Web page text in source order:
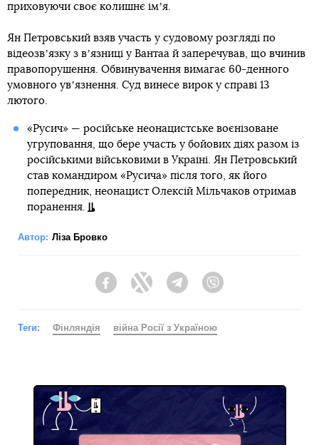
приховуючи своє колишнє імʼя.
Ян Петровський взяв участь у судовому розгляді по
відеозвʼязку з вʼязниці у Вантаа й заперечував, що вчинив
правопорушення. Обвинувачення вимагає 60-денного
умовного увʼязнення. Суд винесе вирок у справі 13
лютого.
«Русич» — російське неонацистське воєнізоване
угруповання, що бере участь у бойових діях разом із
російськими військовими в Україні. Ян Петровський
став командиром «Русича» після того, як його
попередник, неонацист Олексій Мільчаков отримав
поранення.
Автор: Ліза Бровко
FacebookTwitter Telegram
Теги: Фінляндія війна Росії з Україною